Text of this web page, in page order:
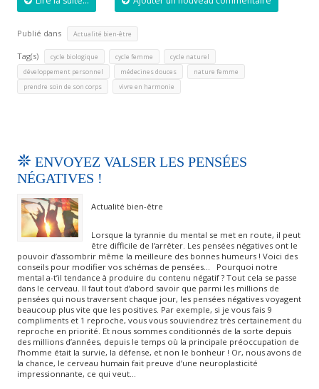
Publié dans Actualité bien-être
Tag(s) cycle biologique cycle femme cycle naturel
développement personnel médecines douces nature femme
prendre soin de son corps vivre en harmonie
ENVOYEZ VALSER LES PENSÉES
NÉGATIVES !
Actualité bien-être
Lorsque la tyrannie du mental se met en route, il peut
être difficile de l’arrêter. Les pensées négatives ont le
pouvoir d’assombrir même la meilleure des bonnes humeurs ! Voici des
conseils pour modifier vos schémas de pensées… Pourquoi notre
mental a-t’il tendance à produire du contenu négatif ? Tout cela se passe
dans le cerveau. Il faut tout d’abord savoir que parmi les millions de
pensées qui nous traversent chaque jour, les pensées négatives voyagent
beaucoup plus vite que les positives. Par exemple, si je vous fais 9
compliments et 1 reproche, vous vous souviendrez très certainement du
reproche en priorité. Et nous sommes conditionnés de la sorte depuis
des millions d’années, depuis le temps où la principale préoccupation de
l’homme était la survie, la défense, et non le bonheur ! Or, nous avons de
la chance, le cerveau humain fait preuve d’une neuroplasticité
impressionnante, ce qui veut…